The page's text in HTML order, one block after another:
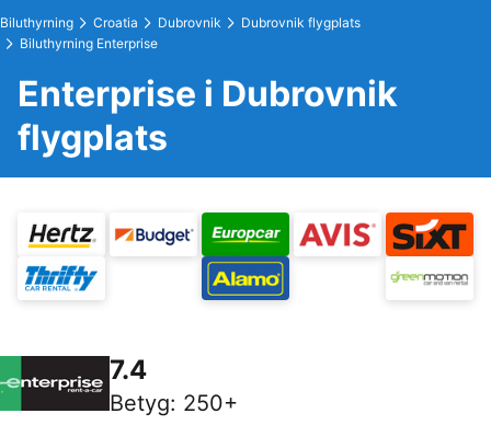
Biluthyrning Croatia Dubrovnik
Dubrovnik flygplats
Biluthyrning Enterprise
Enterprise i Dubrovnik
flygplats
7.4
Betyg: 250+